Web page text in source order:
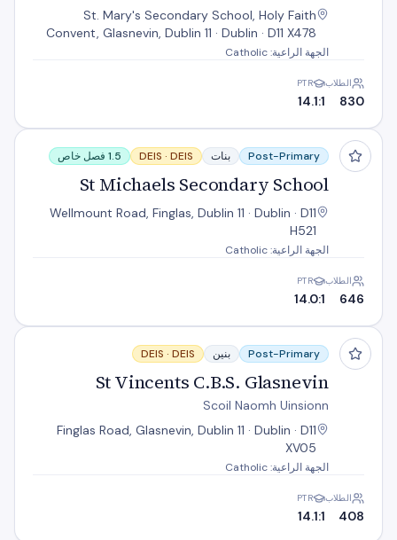
St. Mary's Secondary School, Holy Faith
Convent, Glasnevin, Dublin 11 · Dublin · D11 X478
الجهة الراعية: Catholic
الطلاب
830
PTR
14.1:1
St Michaels Secondary School
Post-Primary بنات DEIS · DEIS 1.5 فصل خاص
St Michaels Secondary School
Wellmount Road, Finglas, Dublin 11 · Dublin · D11
H521
الجهة الراعية: Catholic
الطلاب
646
PTR
14.0:1
St Vincents C.B.S. Glasnevin
Post-Primary بنين DEIS · DEIS
St Vincents C.B.S. Glasnevin
Scoil Naomh Uinsionn
Finglas Road, Glasnevin, Dublin 11 · Dublin · D11
XV05
الجهة الراعية: Catholic
الطلاب
408
PTR
14.1:1